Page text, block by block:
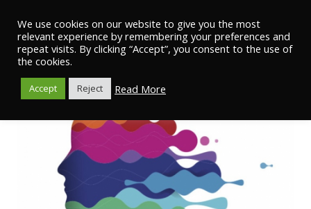
We use cookies on our website to give you the most
relevant experience by remembering your preferences and
repeat visits. By clicking “Accept”, you consent to the use of
the cookies.
Accept Reject Read More